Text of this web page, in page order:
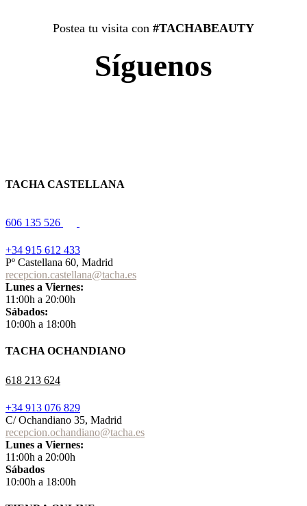
Postea tu visita con #TACHABEAUTY
Síguenos
TACHA CASTELLANA
606 135 526
+34 915 612 433
Pº Castellana 60, Madrid
recepcion.castellana@tacha.es
Lunes a Viernes:
11:00h a 20:00h
Sábados:
10:00h a 18:00h
TACHA OCHANDIANO
618 213 624
+34 913 076 829
C/ Ochandiano 35, Madrid
recepcion.ochandiano@tacha.es
Lunes a Viernes:
11:00h a 20:00h
Sábados
10:00h a 18:00h